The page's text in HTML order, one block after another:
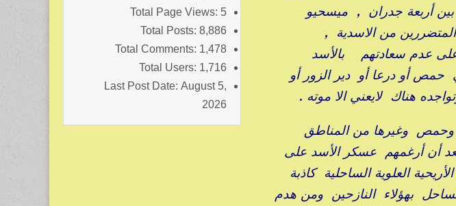
أربعة جدران , ميسحيو
من الاسدية ,
عدم سعادتهم بالأسد
أو درعا أو دير الزور أو
هناك لايعني الا موته .
وحمص وغيرها من المناطق
أن أرغمهم عسكر الأسد على
العلوية الساحلية كاذبة
بهؤلاء النازحين ومن هدم
Total Page Views: 5
Total Posts: 8,886
Total Comments: 1,478
Total Users: 1,716
Last Post Date: August 5,
2026